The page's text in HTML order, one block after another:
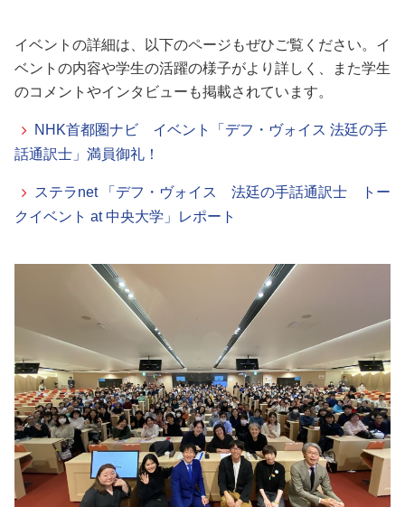
イベントの詳細は、以下のページもぜひご覧ください。イ
ベントの内容や学生の活躍の様子がより詳しく、また学生
のコメントやインタビューも掲載されています。
NHK首都圏ナビ イベント「デフ・ヴォイス 法廷の手
話通訳士」満員御礼！
ステラnet 「デフ・ヴォイス 法廷の手話通訳士 トー
クイベント at 中央大学」レポート